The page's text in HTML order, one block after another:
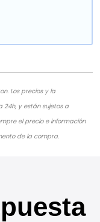
Los precios y la
y están sujetos a
el precio e información
de la compra.